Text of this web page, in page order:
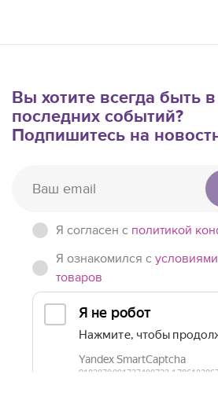
Вы хотите всегда быть
последних событий?
Подпишитесь на
Я согласен c политикой
Я ознакомился с
товаров